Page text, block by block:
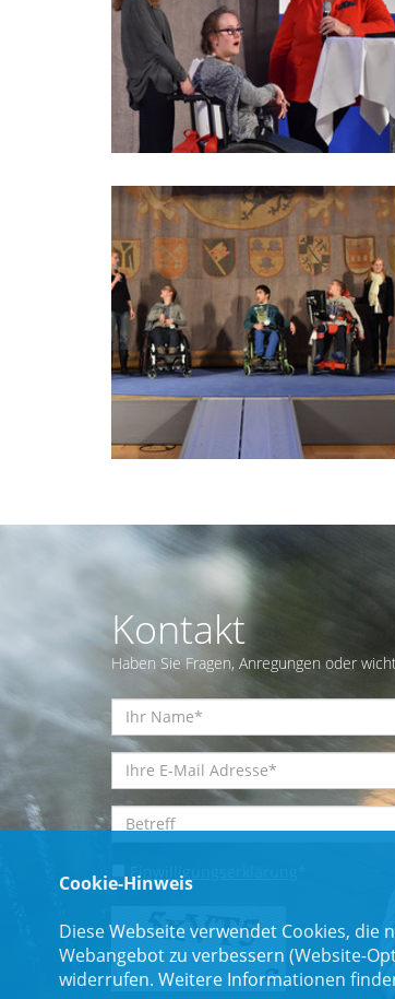
Kontakt
Haben Sie Fragen, Anregungen oder
Einwilligungserklärung
Cookie-Hinweis
Diese Webseite verwendet Cookies,
Webangebot zu verbessern (Website-
widerrufen. Weitere Informationen